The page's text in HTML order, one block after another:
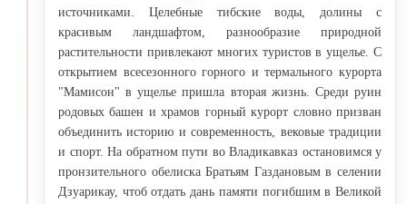
источниками. Целебные тибские воды, долины с
красивым ландшафтом, разнообразие природной
растительности привлекают многих туристов в ущелье. С
открытием всесезонного горного и термального курорта
"Мамисон" в ущелье пришла вторая жизнь. Среди руин
родовых башен и храмов горный курорт словно призван
объединить историю и современность, вековые традиции
и спорт. На обратном пути во Владикавказ остановимся у
пронзительного обелиска Братьям Газдановым в селении
Дзуарикау, чтоб отдать дань памяти погибшим в Великой